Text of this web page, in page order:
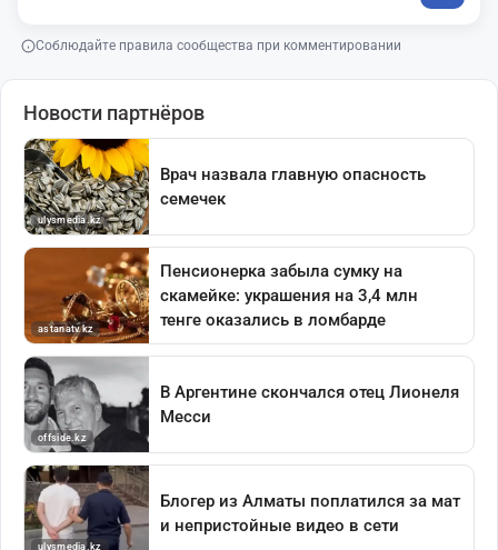
Соблюдайте правила сообщества при комментировании